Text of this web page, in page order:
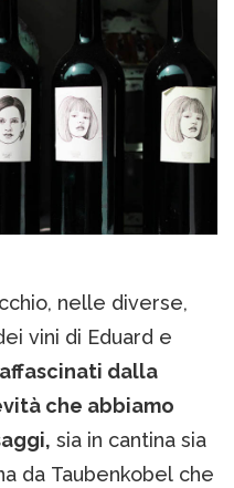
nelle diverse,
vini di Eduard e
dalla
che abbiamo
sia in cantina sia
da Taubenkobel che